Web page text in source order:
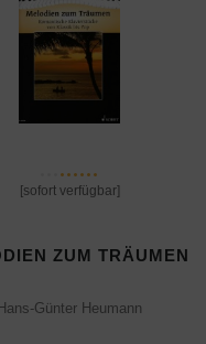
[sofort verfügbar]
ZUM TRÄUMEN
Günter Heumann